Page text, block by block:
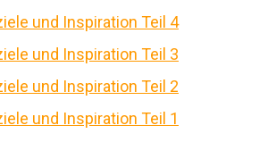
und Inspiration Teil 4
und Inspiration Teil 3
und Inspiration Teil 2
und Inspiration Teil 1